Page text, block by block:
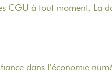
CGU à tout moment. La
dans l’économie